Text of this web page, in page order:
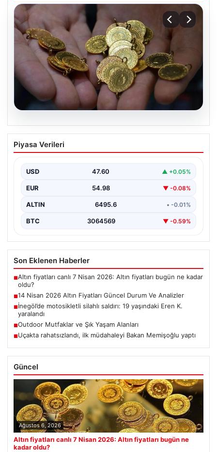
05.08.2026
14 Nisan 2026 Altın Fiyatları Güncel
Durum Ve Analizler
çeken altın piyasası, küresel gelişmeler ve jeopolitik…
Piyasa Verileri
USD 47.60 ▲ +0.05%
EUR 54.98 ▼ -0.08%
ALTIN 6495.6 • -0.01%
BTC 3064569 ▼ -0.59%
Son Eklenen Haberler
■Altın fiyatları canlı 7 Nisan 2026: Altın fiyatları bugün ne kadar
oldu?
■14 Nisan 2026 Altın Fiyatları Güncel Durum Ve Analizler
■İnegöl’de motosikletli silahlı saldırı: 19 yaşındaki Eren K.
yaralandı
■Outdoor Mutfaklar ve Şık Yaşam Alanları
■Uçakta rahatsızlandı, ilk müdahaleyi Bakan Memişoğlu yaptı
Güncel
Ağustos 6, 2026
Altın fiyatları canlı 7 Nisan 2026: Altın fiyatları bugün ne
kadar oldu?